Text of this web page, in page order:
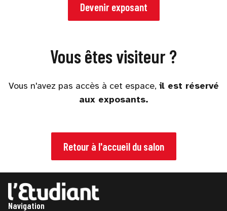
Devenir exposant
Vous êtes visiteur ?
Vous n'avez pas accès à cet espace, il est réservé
aux exposants.
Retour à l'accueil du salon
Navigation